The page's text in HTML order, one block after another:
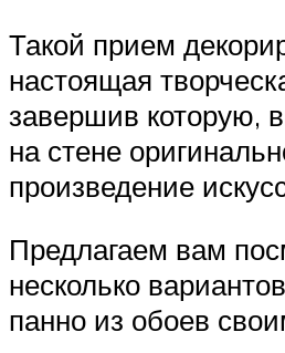
Такой прием
настоящая
завершив которую,
на стене
произведение
Предлагаем вам
несколько
панно из обоев